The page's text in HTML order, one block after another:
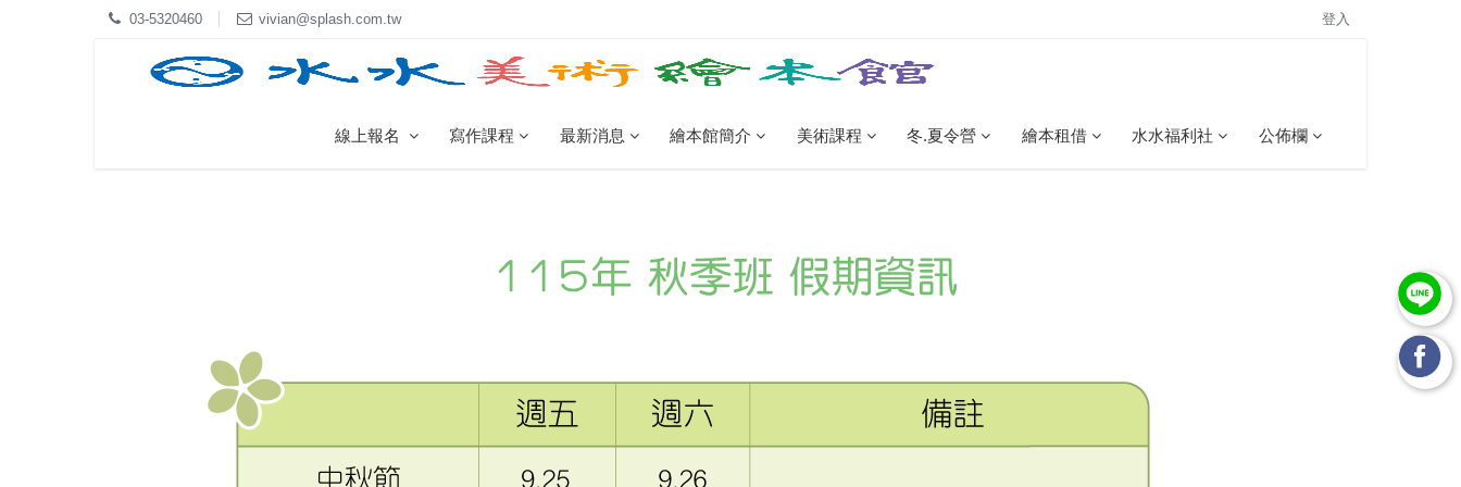
03-5320460 vivian@splash.com.tw 登入
線上報名 寫作課程 最新消息 繪本館簡介 美術課程 冬.夏令營 繪本租借 水水福利社 公佈欄